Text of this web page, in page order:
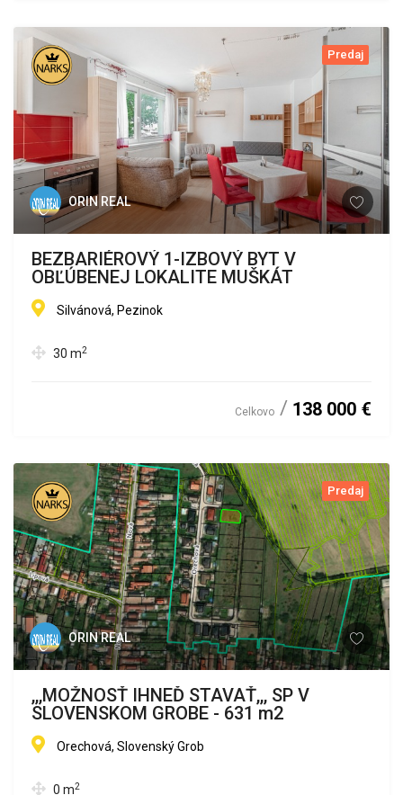
Predaj
ORIN REAL
BEZBARIÉROVÝ 1-IZBOVÝ BYT V
OBĽÚBENEJ LOKALITE MUŠKÁT
Silvánová, Pezinok
30 m2
Celkovo 138 000 €
Predaj
ORIN REAL
,,,MOŽNOSŤ IHNEĎ STAVAŤ,,, SP V
SLOVENSKOM GROBE - 631 m2
Orechová, Slovenský Grob
0 m2